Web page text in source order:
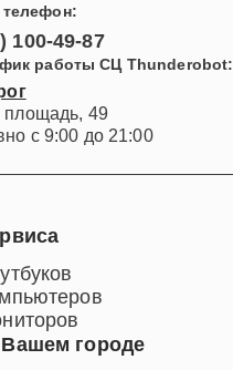
телефон:
100-49-87
работы СЦ Thunderobot:
площадь, 49
с 9:00 до 21:00
городе